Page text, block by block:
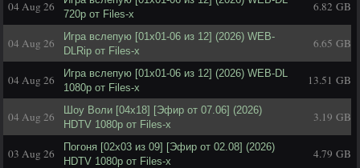
04 Aug 26
720p от Files-x
6.82 GB
04 Aug 26
Игра вслепую [01x01-06 из 12] (2026) WEB-
DLRip от Files-x
6.65 GB
04 Aug 26
Игра вслепую [01x01-06 из 12] (2026) WEB-DL
1080p от Files-x
13.51 GB
04 Aug 26
Шоу Воли [04x18] [Эфир от 07.06] (2026)
HDTV 1080р от Files-x
3.19 GB
03 Aug 26
Погоня [02x03 из 09] [Эфир от 02.08] (2026)
HDTV 1080р от Files-x
4.79 GB